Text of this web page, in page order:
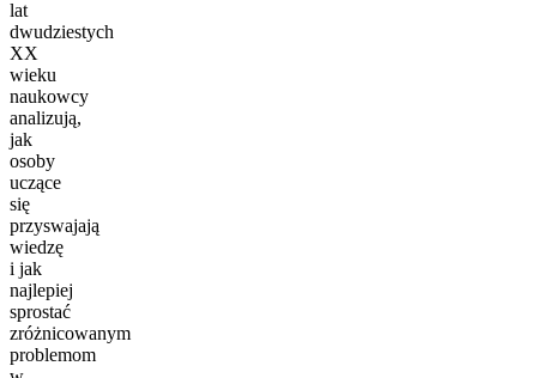
lat
dwudziestych
XX
wieku
naukowcy
analizują,
jak
osoby
uczące
się
przyswajają
wiedzę
i jak
najlepiej
sprostać
zróżnicowanym
problemom